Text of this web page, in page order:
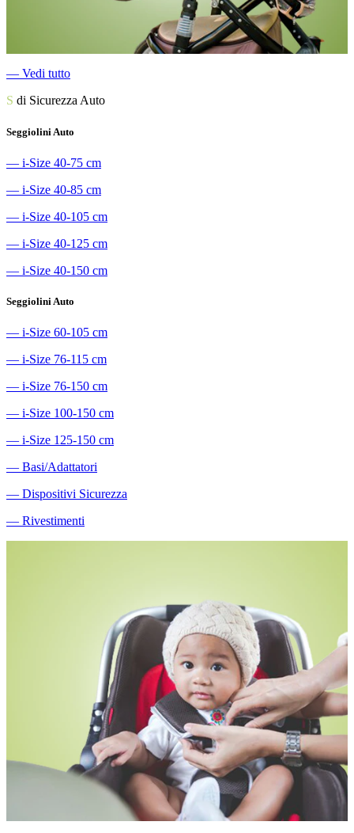
― Vedi tutto
S di Sicurezza Auto
Seggiolini Auto
― i-Size 40-75 cm
― i-Size 40-85 cm
― i-Size 40-105 cm
― i-Size 40-125 cm
― i-Size 40-150 cm
Seggiolini Auto
― i-Size 60-105 cm
― i-Size 76-115 cm
― i-Size 76-150 cm
― i-Size 100-150 cm
― i-Size 125-150 cm
― Basi/Adattatori
― Dispositivi Sicurezza
― Rivestimenti